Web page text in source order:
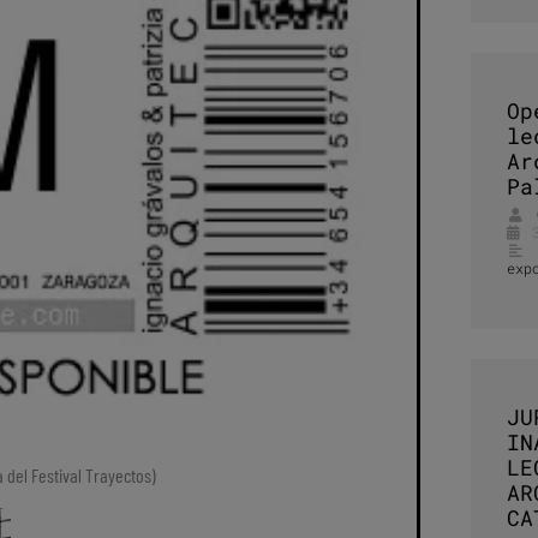
del Festival Trayectos)